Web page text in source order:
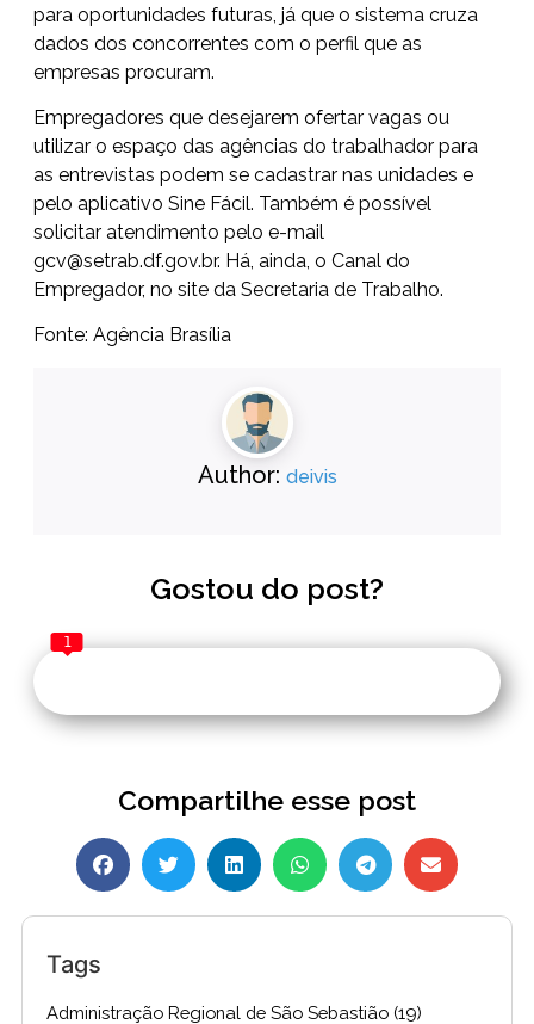
para oportunidades futuras, já que o sistema cruza
dados dos concorrentes com o perfil que as
empresas procuram.
Empregadores que desejarem ofertar vagas ou
utilizar o espaço das agências do trabalhador para
as entrevistas podem se cadastrar nas unidades e
pelo aplicativo Sine Fácil. Também é possível
solicitar atendimento pelo e-mail
gcv@setrab.df.gov.br. Há, ainda, o Canal do
Empregador, no site da Secretaria de Trabalho.
Fonte: Agência Brasília
Author: deivis
Gostou do post?
1
Compartilhe esse post
Tags
Administração Regional de São Sebastião (19)